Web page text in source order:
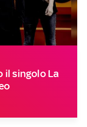
il singolo La